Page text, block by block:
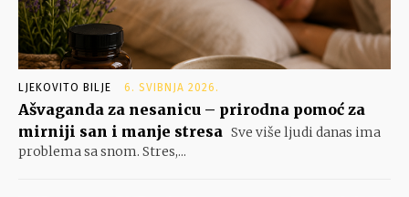
LJEKOVITO BILJE 6. SVIBNJA 2026.
Ašvaganda za nesanicu – prirodna pomoć za
mirniji san i manje stresa Sve više ljudi danas ima
problema sa snom. Stres,...